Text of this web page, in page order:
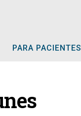
PARA PACIENTES